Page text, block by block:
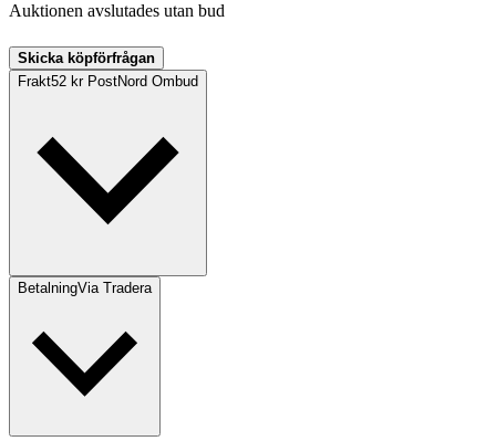
Auktionen avslutades utan bud
Skicka köpförfrågan
Frakt52 kr PostNord Ombud
BetalningVia Tradera